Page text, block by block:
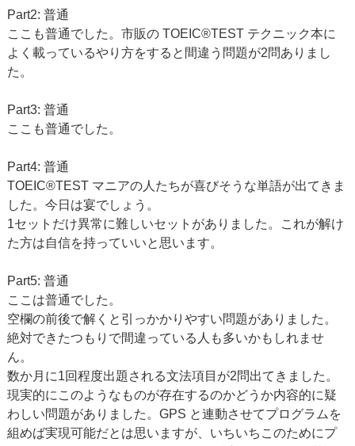
Part2: 普通
ここも普通でした。市販の TOEIC®TEST テクニック本に
よく載っているやり方をすると間違う問題が2問ありまし
た。
Part3: 普通
ここも普通でした。
Part4: 普通
TOEIC®TEST マニアの人たちが喜びそうな単語が出てきま
した。今日は宴でしょう。
1セットだけ異常に難しいセットがありました。これが解け
た方は自信を持っていいと思います。
Part5: 普通
ここは普通でした。
空欄の前後で解くと引っかかりやすい問題がありました。
絶対できたつもりで間違っている人も多いかもしれませ
ん。
数か月に1回程度出題される文法項目が2問出てきました。
現実的にこのようなものが存在するのかどうか内容的に疑
わしい問題がありました。GPS と連動させてプログラムを
組めば実現可能だとは思いますが、いちいちこのためにプ